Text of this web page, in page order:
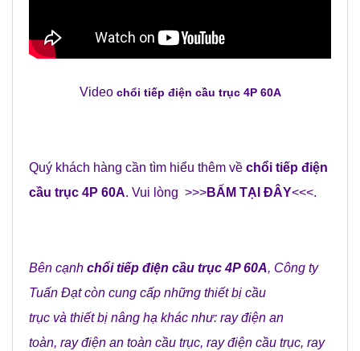
Video chổi tiếp điện cầu trục 4P 60A
Quý khách hàng cần tìm hiểu thêm về chổi tiếp điện
cầu trục 4P 60A. Vui lòng >>>BẤM TẠI ĐÂY<<<.
Bên cạnh chổi tiếp điện cầu trục 4P 60A, Công ty
Tuấn Đạtcòn cung cấp những thiết bị cầu
trục và thiết bị nâng hạ khác như: ray điện an
toàn, ray điện an toàn cầu trục, ray điện cầu trục, ray